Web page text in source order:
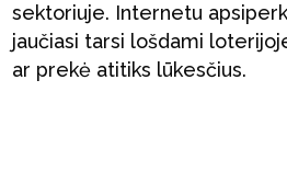
sektoriuje. Internetu
jaučiasi tarsi lošdami
ar prekė atitiks lūkesčius.